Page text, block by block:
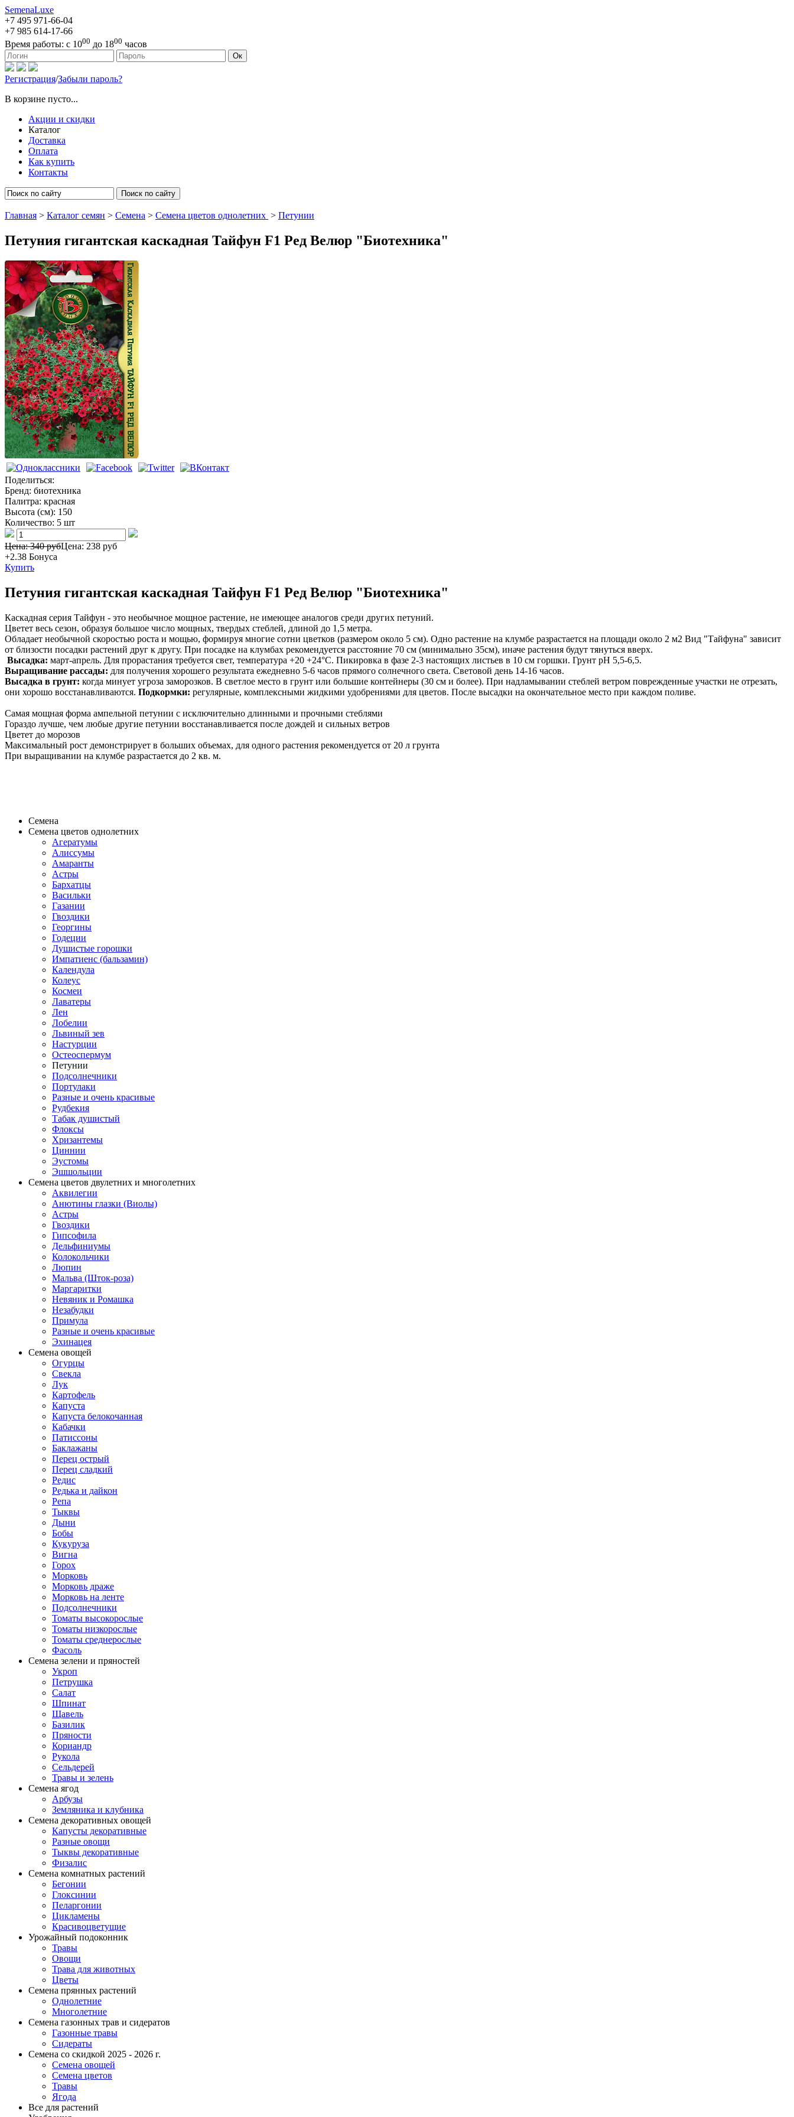
SemenaLuxe
+7 495 971-66-04
+7 985 614-17-66
Время работы: с 1000 до 1800 часов
127473, г. Москва, ул. Краснопролетарская, д. 16, стр. 1 Ок
Регистрация/Забыли пароль?
В корзине пусто...
Акции и скидки
Каталог
Доставка
Оплата
Как купить
Контакты
Поиск по сайту
Главная > Каталог семян > Семена > Семена цветов однолетних > Петунии
Петуния гигантская каскадная Тайфун F1 Ред Велюр "Биотехника"
Петунии
Поделиться:
Бренд: биотехника
Палитра: красная
Высота (см): 150
Количество: 5 шт
Цена: 340 рубЦена: 238 руб
+2.38 Бонуса
Купить
Петуния гигантская каскадная Тайфун F1 Ред Велюр "Биотехника"
Каскадная серия Тайфун - это необычное мощное растение, не имеющее аналогов среди других петуний.
Цветет весь сезон, образуя большое число мощных, твердых стеблей, длиной до 1,5 метра.
Обладает необычной скоростью роста и мощью, формируя многие сотни цветков (размером около 5 см). Одно растение на клумбе разрастается на площади около 2 м2 Вид "Тайфуна" зависит
от близости посадки растений друг к другу. При посадке на клумбах рекомендуется расстояние 70 см (минимально 35см), иначе растения будут тянуться вверх.
Высадка: март-апрель. Для прорастания требуется свет, температура +20 +24°С. Пикировка в фазе 2-3 настоящих листьев в 10 см горшки. Грунт pH 5,5-6,5.
Выращивание рассады: для получения хорошего результата ежедневно 5-6 часов прямого солнечного света. Световой день 14-16 часов.
Высадка в грунт: когда минует угроза заморозков. В светлое место в грунт или большие контейнеры (30 см и более). При надламывании стеблей ветром поврежденные участки не отрезать,
они хорошо восстанавливаются. Подкормки: регулярные, комплексными жидкими удобрениями для цветов. После высадки на окончательное место при каждом поливе.
Самая мощная форма ампельной петунии с исключительно длинными и прочными стеблями
Гораздо лучше, чем любые другие петунии восстанавливается после дождей и сильных ветров
Цветет до морозов
Максимальный рост демонстрирует в больших объемах, для одного растения рекомендуется от 20 л грунта
При выращивании на клумбе разрастается до 2 кв. м.
Семена
Семена цветов однолетних
Агератумы
Алиссумы
Амаранты
Астры
Бархатцы
Васильки
Газании
Гвоздики
Георгины
Годеции
Душистые горошки
Импатиенс (бальзамин)
Календула
Колеус
Космеи
Лаватеры
Лен
Лобелии
Львиный зев
Настурции
Остеоспермум
Петунии
Подсолнечники
Портулаки
Разные и очень красивые
Рудбекия
Табак душистый
Флоксы
Хризантемы
Циннии
Эустомы
Эшшольции
Семена цветов двулетних и многолетних
Аквилегии
Анютины глазки (Виолы)
Астры
Гвоздики
Гипсофила
Дельфиниумы
Колокольчики
Люпин
Мальва (Шток-роза)
Маргаритки
Невяник и Ромашка
Незабудки
Примула
Разные и очень красивые
Эхинацея
Семена овощей
Огурцы
Свекла
Лук
Картофель
Капуста
Капуста белокочанная
Кабачки
Патиссоны
Баклажаны
Перец острый
Перец сладкий
Редис
Редька и дайкон
Репа
Тыквы
Дыни
Бобы
Кукуруза
Вигна
Горох
Морковь
Морковь драже
Морковь на ленте
Подсолнечники
Томаты высокорослые
Томаты низкорослые
Томаты среднерослые
Фасоль
Семена зелени и пряностей
Укроп
Петрушка
Салат
Шпинат
Щавель
Базилик
Пряности
Кориандр
Рукола
Сельдерей
Травы и зелень
Семена ягод
Арбузы
Земляника и клубника
Семена декоративных овощей
Капусты декоративные
Разные овощи
Тыквы декоративные
Физалис
Семена комнатных растений
Бегонии
Глоксинии
Пеларгонии
Цикламены
Красивоцветущие
Урожайный подоконник
Травы
Овощи
Трава для животных
Цветы
Семена прянных растений
Однолетние
Многолетние
Семена газонных трав и сидератов
Газонные травы
Сидераты
Семена со скидкой 2025 - 2026 г.
Семена овощей
Семена цветов
Травы
Ягода
Все для растений